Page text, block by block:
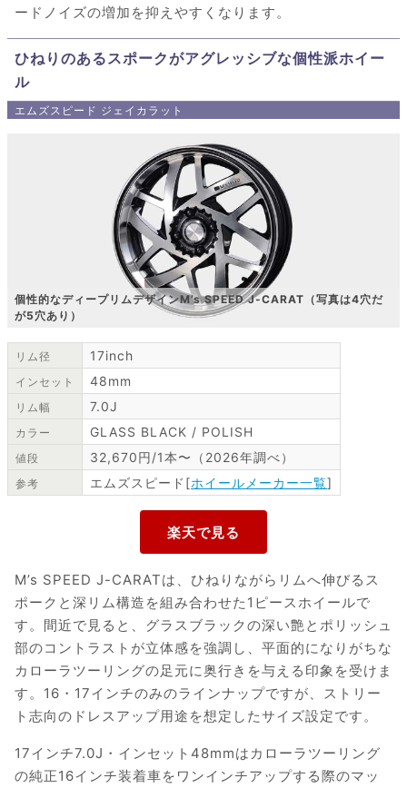
ードノイズの増加を抑えやすくなります。
ひねりのあるスポークがアグレッシブな個性派ホイー
ル
エムズスピード ジェイカラット
個性的なディープリムデザインM’s SPEED J-CARAT（写真は4穴だ
が5穴あり）
リム径 17inch
インセット 48mm
リム幅 7.0J
カラー GLASS BLACK / POLISH
値段 32,670円/1本〜（2026年調べ）
参考 エムズスピード[ホイールメーカー一覧]
M’s SPEED J-CARATは、ひねりながらリムへ伸びるス
ポークと深リム構造を組み合わせた1ピースホイールで
す。間近で見ると、グラスブラックの深い艶とポリッシュ
部のコントラストが立体感を強調し、平面的になりがちな
カローラツーリングの足元に奥行きを与える印象を受けま
す。16・17インチのみのラインナップですが、ストリー
ト志向のドレスアップ用途を想定したサイズ設定です。
17インチ7.0J・インセット48mmはカローラツーリング
の純正16インチ装着車をワンインチアップする際のマッ